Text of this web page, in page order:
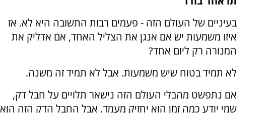
בעיניים של העולם הזה - פעמים רבות התשובה היא לא. אז
איזו משמעות יש אם אנגן את הצליל האחד, אם אדליק את
המנורה רק ליום אחד?
לא תמיד בטוח שיש משמעות. אבל לא תמיד זה משנה.
אם נתפשט מהבלי העולם הזה נישאר תלויים על חבל דק,
שמי יודע כמה זמן הוא יחזיק מעמד. אבל החבל הדק הזה הוא